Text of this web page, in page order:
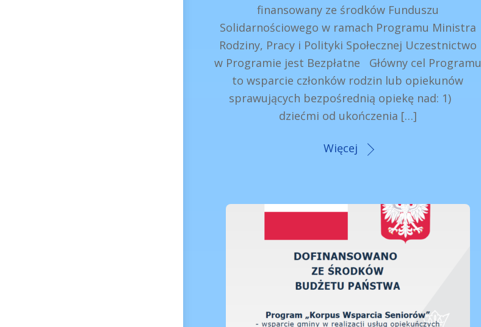
finansowany ze środków Funduszu
Solidarnościowego w ramach Programu Ministra
Rodziny, Pracy i Polityki Społecznej Uczestnictwo
w Programie jest Bezpłatne Główny cel Programu
to wsparcie członków rodzin lub opiekunów
sprawujących bezpośrednią opiekę nad: 1)
dziećmi od ukończenia […]
Więcej